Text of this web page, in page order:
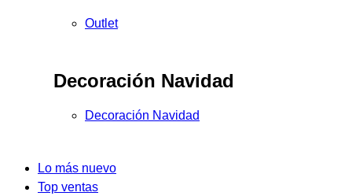
Outlet
Decoración Navidad
Decoración Navidad
Lo más nuevo
Top ventas